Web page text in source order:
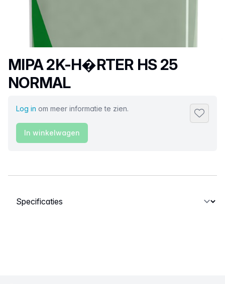
Productnaam
MIPA 2K-H�RTER HS 25
NORMAL
Log in om meer informatie te zien.
In winkelwagen
Selecteer een tabblad